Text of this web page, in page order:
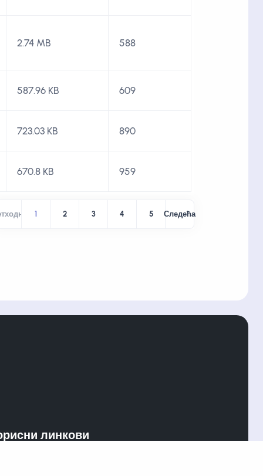
2.74 MB 588
587.96 KB 609
723.03 KB 890
670.8 KB 959
1 2 3 4 5 Следећа
линкови